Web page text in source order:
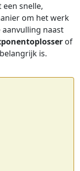
snelle,
om het werk
naast
of
is.